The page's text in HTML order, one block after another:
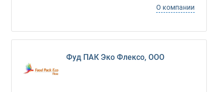
О компании
Фуд ПАК Эко Флексо, ООО